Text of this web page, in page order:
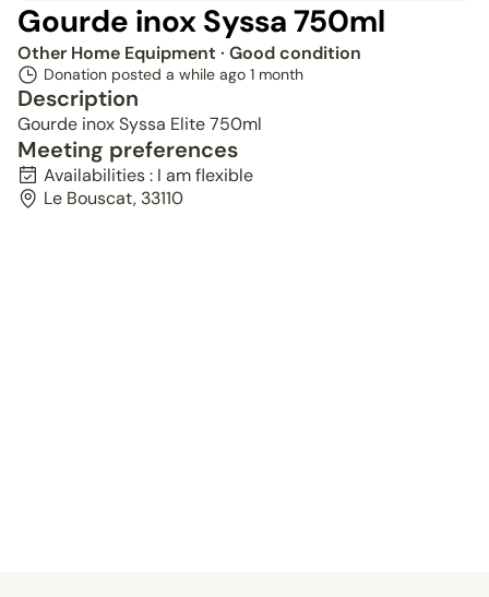
Gourde inox Syssa 750ml
Other Home Equipment · Good condition
Donation posted a while ago 1 month
Description
Gourde inox Syssa Elite 750ml
Meeting preferences
Availabilities : I am flexible
Le Bouscat, 33110